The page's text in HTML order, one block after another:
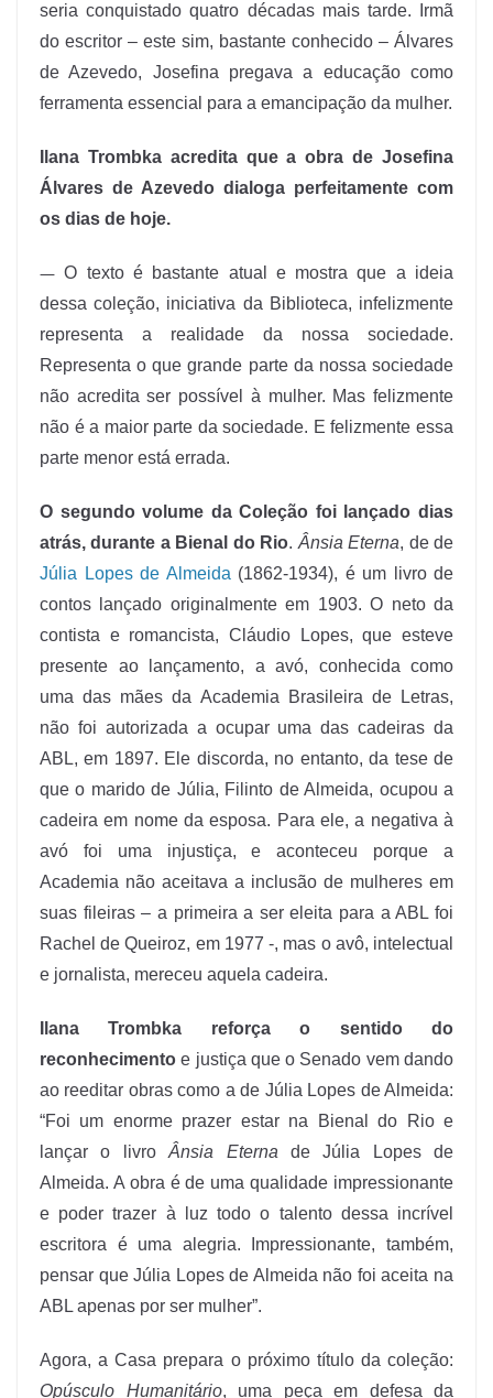
seria conquistado quatro décadas mais tarde. Irmã
do escritor – este sim, bastante conhecido – Álvares
de Azevedo, Josefina pregava a educação como
ferramenta essencial para a emancipação da mulher.
Ilana Trombka acredita que a obra de Josefina
Álvares de Azevedo dialoga perfeitamente com
os dias de hoje.
—O texto é bastante atual e mostra que a ideia
dessa coleção, iniciativa da Biblioteca, infelizmente
representa a realidade da nossa sociedade.
Representa o que grande parte da nossa sociedade
não acredita ser possível à mulher. Mas felizmente
não é a maior parte da sociedade. E felizmente essa
parte menor está errada.
O segundo volume da Coleção foi lançado dias
atrás, durante a Bienal do Rio. Ânsia Eterna, dede
Júlia Lopes de Almeida (1862-1934), é um livro de
contos lançado originalmente em 1903. O neto da
contista e romancista, Cláudio Lopes, que esteve
presente ao lançamento, a avó, conhecida como
uma das mães da Academia Brasileira de Letras,
não foi autorizada a ocupar uma das cadeiras da
ABL, em 1897. Ele discorda, no entanto, da tese de
que o marido de Júlia, Filinto de Almeida, ocupou a
cadeira em nome da esposa. Para ele, a negativa à
avó foi uma injustiça, e aconteceu porque a
Academia não aceitava a inclusão de mulheres em
suas fileiras – a primeira a ser eleita para a ABL foi
Rachel de Queiroz, em 1977 -, mas o avô, intelectual
e jornalista, mereceu aquela cadeira.
Ilana Trombka reforça o sentido do
reconhecimento e justiça que o Senado vem dando
ao reeditar obras como a de Júlia Lopes de Almeida:
“Foi um enorme prazer estar na Bienal do Rio e
lançar o livroÂnsia Eterna de Júlia Lopes de
Almeida. A obra é de uma qualidade impressionante
e poder trazer à luz todo o talento dessa incrível
escritora é uma alegria. Impressionante, também,
pensar que Júlia Lopes de Almeida não foi aceita na
ABL apenas por ser mulher”.
Agora, a Casa prepara o próximo título da coleção:
Opúsculo Humanitário, uma peça em defesa da